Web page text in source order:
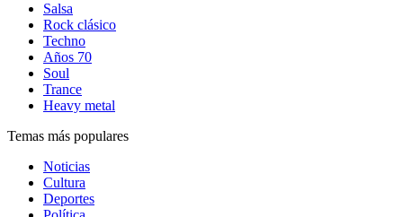
Salsa
Rock clásico
Techno
Años 70
Soul
Trance
Heavy metal
Temas más populares
Noticias
Cultura
Deportes